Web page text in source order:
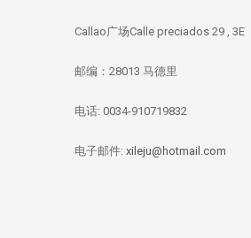
华媒：西班牙投资移
总量居榜首
【独家新闻/投资资
房价刷新记录：跌幅
Callao广场Calle preciados 29 , 3E
邮编：28013 马德里
电话: 0034-910719832
电子邮件: xileju@hotmail.com